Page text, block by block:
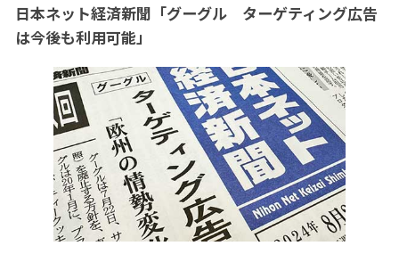
日本ネット経済新聞「グーグル ターゲティング広告
は今後も利用可能」